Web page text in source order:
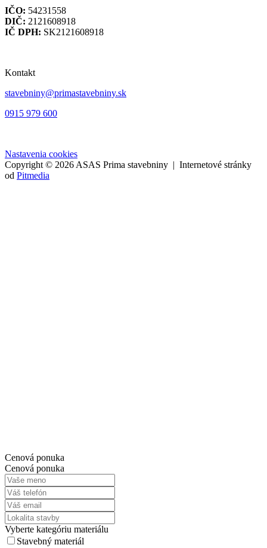
IČO: 54231558
DIČ: 2121608918
IČ DPH: SK2121608918
Kontakt
stavebniny@primastavebniny.sk
0915 979 600
Nastavenia cookies
Copyright © 2026 ASAS Prima stavebniny | Internetové stránky
od Pitmedia
Cenová ponuka
Cenová ponuka
Vyberte kategóriu materiálu
Stavebný materiál